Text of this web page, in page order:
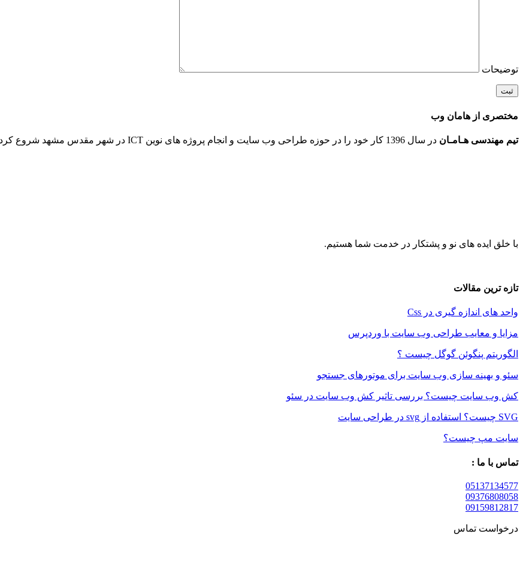
توضیحات
مختصری از هامان وب
تیم مهندسی هـامـان در سال 1396 کار خود را در حوزه طراحی وب سایت و انجام پروژه های نوین ICT در شهر مقدس مشهد شروع کرد.
با خلق ایده های نو و پشتکار در خدمت شما هستیم.
تازه ترین مقالات
واحد های اندازه گیری در Css
مزایا و معایب طراحی وب سایت با وردپرس
الگوریتم پنگوئن گوگل چیست ؟
سئو و بهینه سازی وب سایت برای موتورهای جستجو
کش وب سایت چیست؟ بررسی تاثیر کش وب سایت در سئو
SVG چیست؟ استفاده از svg در طراحی سایت
سایت مپ چیست؟
تماس با ما :
05137134577
09376808058
09159812817
درخواست تماس